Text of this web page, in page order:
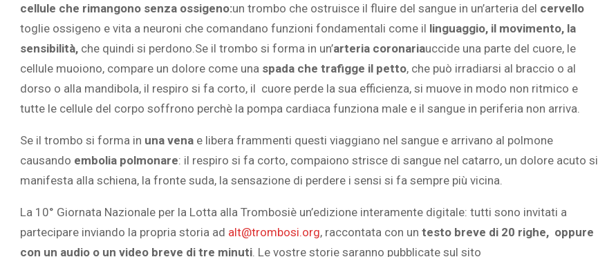
cellule che rimangono senza ossigeno:un trombo che ostruisce il fluire del sangue in un’arteria del cervello
toglie ossigeno e vita a neuroni che comandano funzioni fondamentali come il linguaggio, il movimento, la
sensibilità, che quindi si perdono.Se il trombo si forma in un’arteria coronariauccide una parte del cuore, le
cellule muoiono, compare un dolore come una spada che trafigge il petto, che può irradiarsi al braccio o al
dorso o alla mandibola, il respiro si fa corto, il cuore perde la sua efficienza, si muove in modo non ritmico e
tutte le cellule del corpo soffrono perchè la pompa cardiaca funziona male e il sangue in periferia non arriva.
Se il trombo si forma in una vena e libera frammenti questi viaggiano nel sangue e arrivano al polmone
causando embolia polmonare: il respiro si fa corto, compaiono strisce di sangue nel catarro, un dolore acuto si
manifesta alla schiena, la fronte suda, la sensazione di perdere i sensi si fa sempre più vicina.
La 10° Giornata Nazionale per la Lotta alla Trombosiè un’edizione interamente digitale: tutti sono invitati a
partecipare inviando la propria storia ad alt@trombosi.org, raccontata con un testo breve di 20 righe, oppure
con un audio o un video breve di tre minuti. Le vostre storie saranno pubblicate sul sito